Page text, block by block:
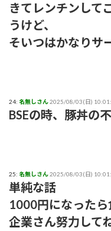
きてレンチンして
うけど、
そいつはかなりサ
24: 名無しさん2025/08/03(日)
BSEの時、豚丼の
25: 名無しさん2025/08/03(日)
単純な話
1000円になった
企業さん努力して